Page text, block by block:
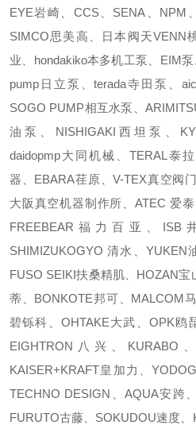
EYE岩崎、CCS、SENA、NPM
SIMCO思美高、日本阀天VENN
业、hondakiko本多机工泵、EIM
pump日立泵、terada寺田泵、
SOGO PUMP相互水泵、
油泵、NISHIGAKI西坦泵、
daidopmp大同机械、TERAL泰
器、EBARA荏原、V-TEX真空阀
大阪真空机器制作所、ATEC 爱
FREEBEAR福力百亚、ISB
SHIMIZUKOGYO 清水、YUKEN
FUSO SEIKI扶桑精肌、HOZAN
蒂、BONKOTE邦可、MALCOM
碧铄科、OHTAKE大武、OPK鸥
EIGHTRON八兴、KURABO
KAISER+KRAFT皇加力、
TECHNO DESIGN、AQUA安跨
FURUTO古藤、SOKUDOU速度